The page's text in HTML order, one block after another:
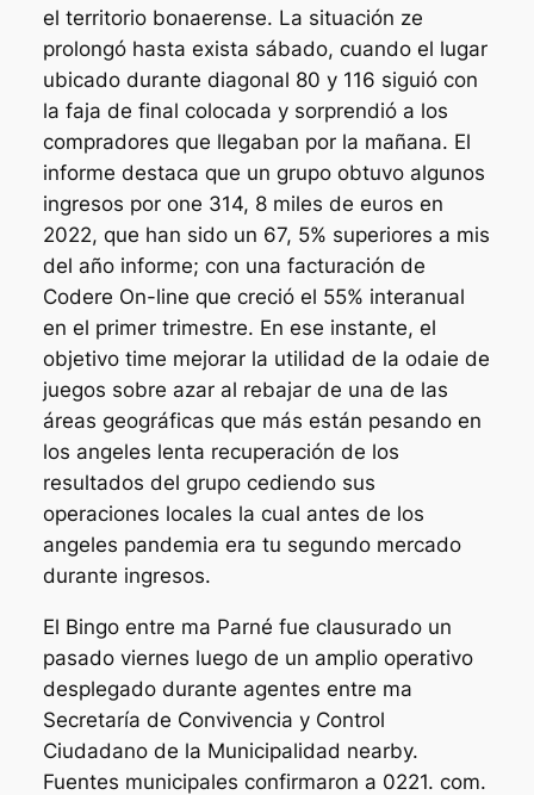
el territorio bonaerense. La situación ze
prolongó hasta exista sábado, cuando el lugar
ubicado durante diagonal 80 y 116 siguió con
la faja de final colocada y sorprendió a los
compradores que llegaban por la mañana. El
informe destaca que un grupo obtuvo algunos
ingresos por one 314, 8 miles de euros en
2022, que han sido un 67, 5% superiores a mis
del año informe; con una facturación de
Codere On-line que creció el 55% interanual
en el primer trimestre. En ese instante, el
objetivo time mejorar la utilidad de la odaie de
juegos sobre azar al rebajar de una de las
áreas geográficas que más están pesando en
los angeles lenta recuperación de los
resultados del grupo cediendo sus
operaciones locales la cual antes de los
angeles pandemia era tu segundo mercado
durante ingresos.
El Bingo entre ma Parné fue clausurado un
pasado viernes luego de un amplio operativo
desplegado durante agentes entre ma
Secretaría de Convivencia y Control
Ciudadano de la Municipalidad nearby.
Fuentes municipales confirmaron a 0221. com.